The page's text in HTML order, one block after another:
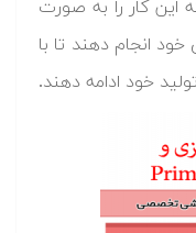
این کار را به صورت
خود انجام دهند تا با
خود ادامه دهند.